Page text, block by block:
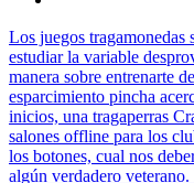
Los juegos
estudiar la variable
manera sobre entrenarte
esparcimiento pincha
inicios, una tragaperras
salones offline para los
los botones, cual nos
algún verdadero